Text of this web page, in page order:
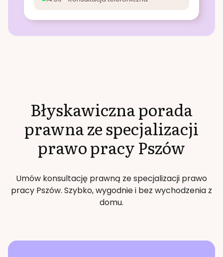
Błyskawiczna porada
prawna ze specjalizacji
prawo pracyPszów
Umów konsultację prawną ze specjalizacji prawo
pracy Pszów. Szybko, wygodnie i bez wychodzenia z
domu.